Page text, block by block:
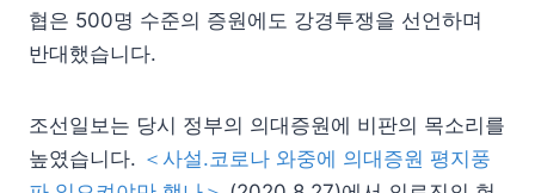
협은 500명 수준의 증원에도 강경투쟁을 선언하며
반대했습니다.
조선일보는 당시 정부의 의대증원에 비판의 목소리를
높였습니다. ＜사설.코로나 와중에 의대증원 평지풍